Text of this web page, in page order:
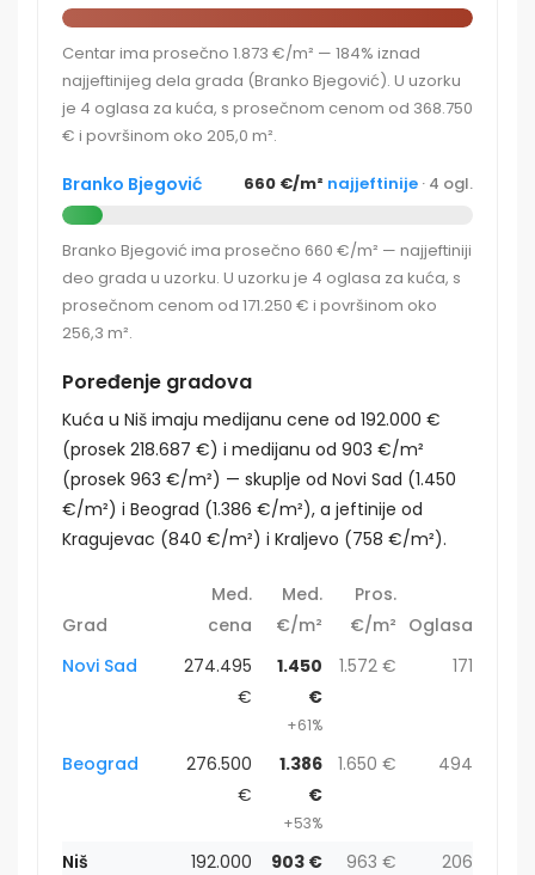
Centar ima prosečno 1.873 €/m² — 184% iznad
najjeftinijeg dela grada (Branko Bjegović). U uzorku
je 4 oglasa za kuća, s prosečnom cenom od 368.750
€ i površinom oko 205,0 m².
Branko Bjegović 660 €/m² najjeftinije · 4 ogl.
Branko Bjegović ima prosečno 660 €/m² — najjeftiniji
deo grada u uzorku. U uzorku je 4 oglasa za kuća, s
prosečnom cenom od 171.250 € i površinom oko
256,3 m².
Poređenje gradova
Kuća u Niš imaju medijanu cene od 192.000 €
(prosek 218.687 €) i medijanu od 903 €/m²
(prosek 963 €/m²) — skuplje od Novi Sad (1.450
€/m²) i Beograd (1.386 €/m²), a jeftinije od
Kragujevac (840 €/m²) i Kraljevo (758 €/m²).
Grad
Med.
cena
Med.
€/m²
Pros.
€/m² Oglasa
Novi Sad
274.495
€
1.450
€
+61%
1.572 € 171
Beograd
276.500
€
1.386
€
+53%
1.650 € 494
Niš
192.000
903 € 963 € 206